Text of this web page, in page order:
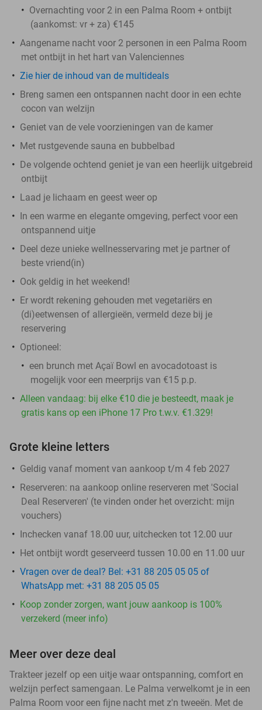
Overnachting voor 2 in een Palma Room + ontbijt
(aankomst: vr + za) €145
Aangename nacht voor 2 personen in een Palma Room
met ontbijt in het hart van Valenciennes
Zie hier de inhoud van de multideals
Breng samen een ontspannen nacht door in een echte
cocon van welzijn
Geniet van de vele voorzieningen van de kamer
Met rustgevende sauna en bubbelbad
De volgende ochtend geniet je van een heerlijk uitgebreid
ontbijt
Laad je lichaam en geest weer op
In een warme en elegante omgeving, perfect voor een
ontspannend uitje
Deel deze unieke wellnesservaring met je partner of
beste vriend(in)
Ook geldig in het weekend!
Er wordt rekening gehouden met vegetariërs en
(di)eetwensen of allergieën, vermeld deze bij je
reservering
Optioneel:
een brunch met Açaï Bowl en avocadotoast is
mogelijk voor een meerprijs van €15 p.p.
Alleen vandaag: bij elke €10 die je besteedt, maak je
gratis kans op een iPhone 17 Pro t.w.v. €1.329!
Grote kleine letters
Geldig vanaf moment van aankoop t/m 4 feb 2027
Reserveren: na aankoop online reserveren met 'Social
Deal Reserveren' (te vinden onder het overzicht: mijn
vouchers)
Inchecken vanaf 18.00 uur, uitchecken tot 12.00 uur
Het ontbijt wordt geserveerd tussen 10.00 en 11.00 uur
Vragen over de deal? Bel: +31 88 205 05 05 of
WhatsApp met: +31 88 205 05 05
Koop zonder zorgen, want jouw aankoop is 100%
verzekerd (meer info)
Meer over deze deal
Trakteer jezelf op een uitje waar ontspanning, comfort en
welzijn perfect samengaan. Le Palma verwelkomt je in een
Palma Room voor een fijne nacht met z'n tweeën. Met de